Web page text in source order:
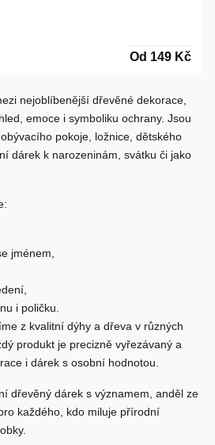
Od 149 Kč
nejoblíbenější dřevěné dekorace
emoce i symboliku ochrany. Jsou
pokoje, ložnice, dětského
dárek k narozeninám, svátku či jako
jménem,
i poličku.
z kvalitní dýhy a dřeva v různých
produkt je precizně vyřezávaný a
i dárek s osobní hodnotou.
dřevěný dárek s významem, anděl ze
každého, kdo miluje přírodní